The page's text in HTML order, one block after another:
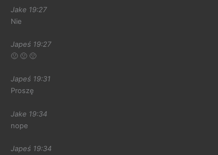
Jake 19:27
Nie
Japeś 19:27
🙁 🙁 🙁
Japeś 19:31
Proszę
Jake 19:34
nope
Japeś 19:34